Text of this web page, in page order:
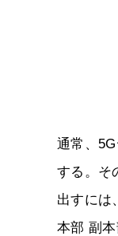
通常、
する。そ
出すには
本部 副本